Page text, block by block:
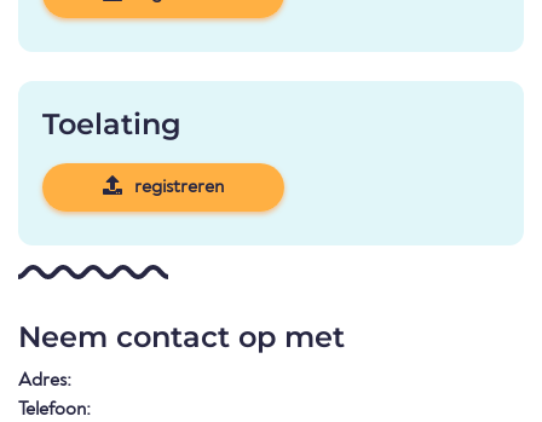
Toelating
registreren
Neem contact op met
Adres:
Telefoon: